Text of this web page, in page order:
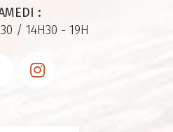
:
/ 14H30 - 19H